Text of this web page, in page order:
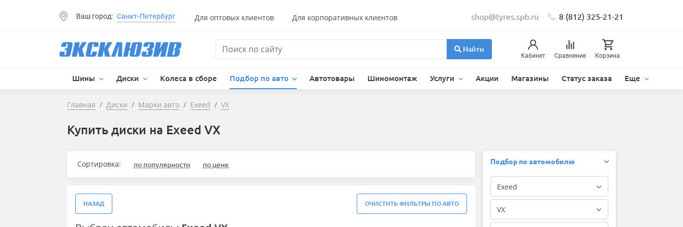
Ваш город: Санкт-Петербург Для оптовых клиентов Для корпоративных клиентов shop@tyres.spb.ru 8 (812) 325-21-21
Найти
Кабинет Сравнение Корзина
Шины Диски Колеса в сборе Подбор по авто Автотовары Шиномонтаж Услуги Акции Магазины Статус заказа Еще
Главная Диски Марки авто Exeed VX
Купить диски на Exeed VX
Сортировка: по популярности по цене
НАЗАД ОЧИСТИТЬ ФИЛЬТРЫ ПО АВТО
Подбор по автомобилю